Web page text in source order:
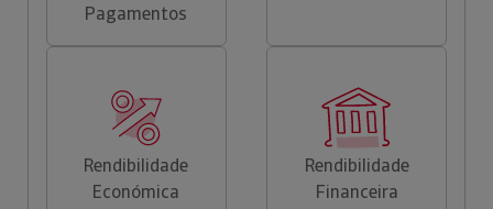
Pagamentos
Rendibilidade
Económica
Rendibilidade
Financeira